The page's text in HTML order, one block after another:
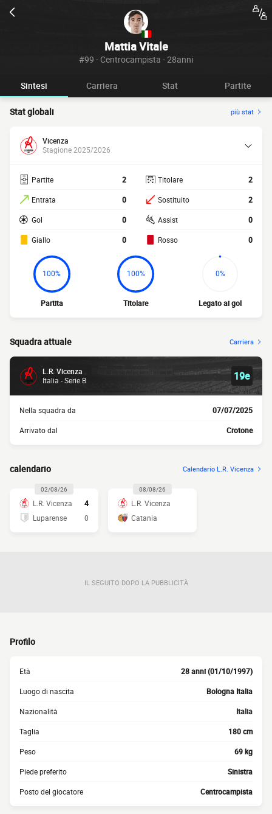
Mattia Vitale
#99 - Centrocampista - 28anni
Sintesi Carriera Stat Partite
Stat globali più stat
Vicenza
Stagione 2025/2026
Partite 2
Entrata 0
Gol 0
Giallo 0
Titolare 2
Sostituito 2
Assist 0
Rosso 0
100%
Partita
100%
Titolare
0%
Legato ai gol
Squadra attuale Carriera
L.R. Vicenza
Italia - Serie B
19e
Nella squadra da 07/07/2025
Arrivato dal Crotone
calendario Calendario L.R. Vicenza
02/08/26
L.R. Vicenza
4
Luparense
0
08/08/26
L.R. Vicenza
Catania
IL SEGUITO DOPO LA PUBBLICITÀ
Profilo
Età 28 anni (01/10/1997)
Luogo di nascita Bologna Italia
Nazionalità Italia
Taglia 180 cm
Peso 69 kg
Piede preferito Sinistra
Posto del giocatore Centrocampista